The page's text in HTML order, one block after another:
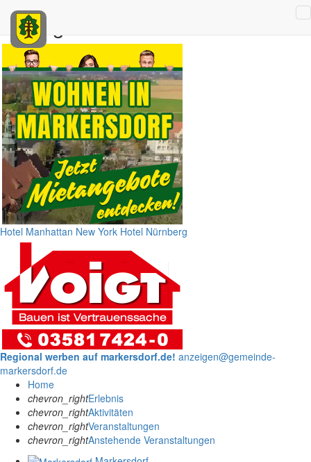
Anzeigen
Hotel Manhattan New York Hotel Nürnberg
Regional werben auf markersdorf.de! anzeigen@gemeinde-
markersdorf.de
Home
chevron_rightErlebnis
chevron_rightAktivitäten
chevron_rightVeranstaltungen
chevron_rightAnstehende Veranstaltungen